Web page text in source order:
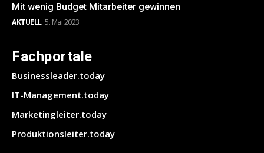
Mit wenig Budget Mitarbeiter gewinnen
AKTUELL 5. Mai 2023
Fachportale
Businessleader.today
IT-Management.today
Marketingleiter.today
Produktionsleiter.today